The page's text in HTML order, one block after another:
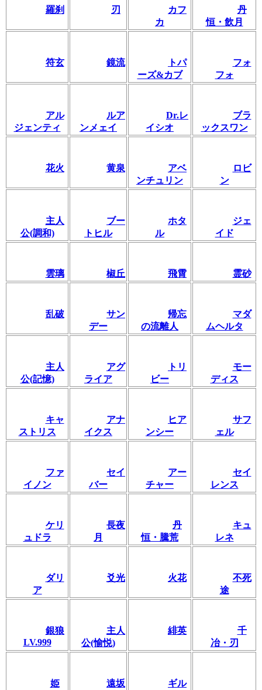
羅刹 刃
カフ
カ
丹
恒・飲月
符玄 鏡流
トパ
ーズ&カブ
フォ
フォ
アル
ジェンティ
ルア
ンメェイ
Dr.レ
イシオ
ブラ
ックスワン
花火 黄泉
アベ
ンチュリン
ロビ
ン
主人
公(調和)
ブー
トヒル
ホタ
ル
ジェ
イド
雲璃 椒丘 飛霄 霊砂
乱破
サン
デー
帰忘
の流離人
マダ
ムヘルタ
主人
公(記憶)
アグ
ライア
トリ
ビー
モー
ディス
キャ
ストリス
アナ
イクス
ヒア
ンシー
サフ
ェル
ファ
イノン
セイ
バー
アー
チャー
セイ
レンス
ケリ
ュドラ
長夜
月
丹
恒・騰荒
キュ
レネ
ダリ
ア
爻光 火花
不死
途
銀狼
LV.999
主人
公(愉悦)
緋英
千
冶・刃
姫
遠坂
ギル